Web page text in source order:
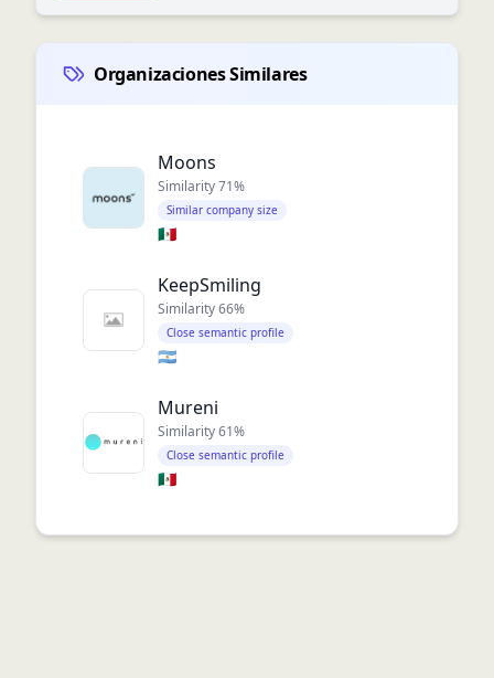
Organizaciones Similares
Moons
Similarity71%
Similar company size
🇲🇽
KeepSmiling
Similarity66%
Close semantic profile
🇦🇷
Mureni
Similarity61%
Close semantic profile
🇲🇽